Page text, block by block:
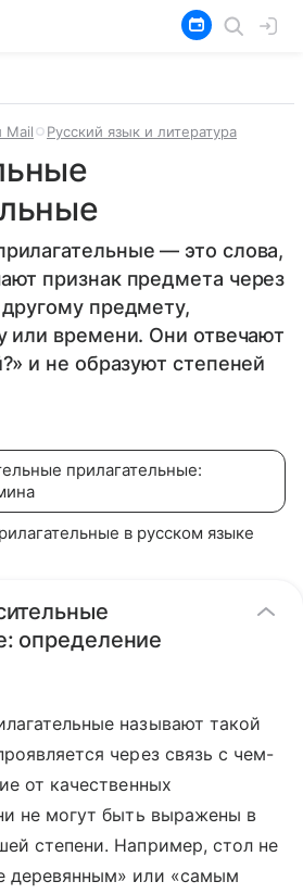
Mail Русский язык и литература
— это слова,
признак предмета через
предмету,
или времени. Они отвечают
и не образуют степеней
прилагательные:
в русском языке
определение
называют такой
через связь с чем-
от качественных
не могут быть выражены в
степени. Например, стол не
деревянным» или «самым